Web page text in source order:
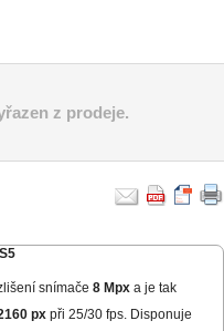
z prodeje.
snímače 8 Mpx a je tak
px při 25/30 fps. Disponuje